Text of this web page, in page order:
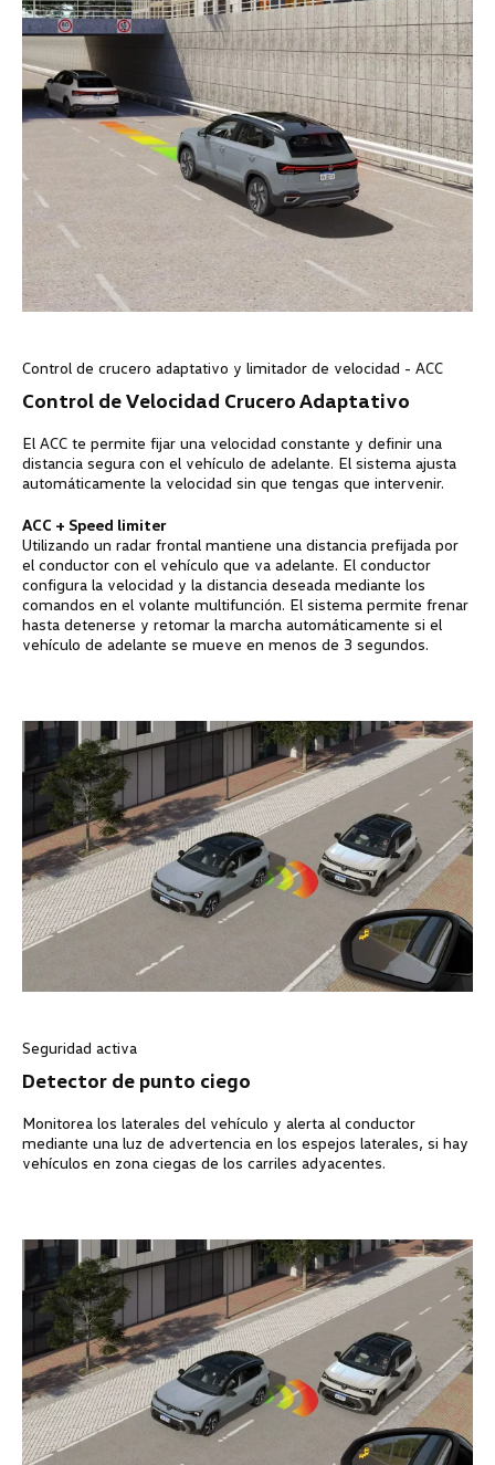
Control de crucero adaptativo y limitador de velocidad - ACC
Control de Velocidad Crucero Adaptativo
El ACC te permite fijar una velocidad constante y definir una
distancia segura con el vehículo de adelante. El sistema ajusta
automáticamente la velocidad sin que tengas que intervenir.
ACC + Speed limiter
Utilizando un radar frontal mantiene una distancia prefijada por
el conductor con el vehículo que va adelante. El conductor
configura la velocidad y la distancia deseada mediante los
comandos en el volante multifunción. El sistema permite frenar
hasta detenerse y retomar la marcha automáticamente si el
vehículo de adelante se mueve en menos de 3 segundos.
Seguridad activa
Detector de punto ciego
Monitorea los laterales del vehículo y alerta al conductor
mediante una luz de advertencia en los espejos laterales, si hay
vehículos en zona ciegas de los carriles adyacentes.